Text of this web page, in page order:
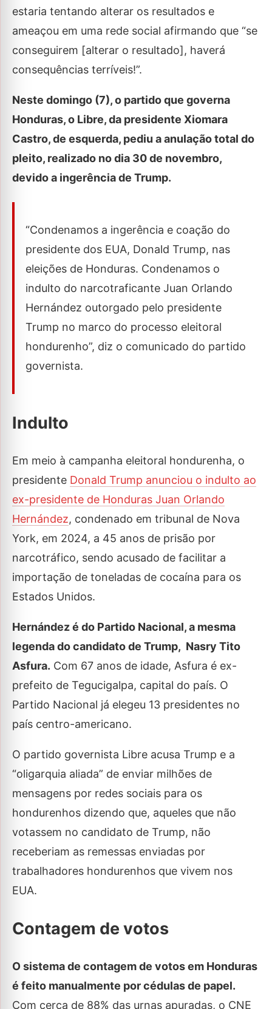
estaria tentando alterar os resultados e
ameaçou em uma rede social afirmando que “se
conseguirem [alterar o resultado], haverá
consequências terríveis!”.
Neste domingo (7), o partido que governa
Honduras, o Libre, da presidente Xiomara
Castro, de esquerda, pediu a anulação total do
pleito, realizado no dia 30 de novembro,
devido a ingerência de Trump.
“Condenamos a ingerência e coação do
presidente dos EUA, Donald Trump, nas
eleições de Honduras. Condenamos o
indulto do narcotraficante Juan Orlando
Hernández outorgado pelo presidente
Trump no marco do processo eleitoral
hondurenho”, diz o comunicado do partido
governista.
Indulto
Em meio à campanha eleitoral hondurenha, o
presidente Donald Trump anunciou o indulto ao
ex-presidente de Honduras Juan Orlando
Hernández, condenado em tribunal de Nova
York, em 2024, a 45 anos de prisão por
narcotráfico, sendo acusado de facilitar a
importação de toneladas de cocaína para os
Estados Unidos.
Hernández é do Partido Nacional, a mesma
legenda do candidato de Trump, Nasry Tito
Asfura. Com 67 anos de idade, Asfura é ex-
prefeito de Tegucigalpa, capital do país. O
Partido Nacional já elegeu 13 presidentes no
país centro-americano.
O partido governista Libre acusa Trump e a
“oligarquia aliada” de enviar milhões de
mensagens por redes sociais para os
hondurenhos dizendo que, aqueles que não
votassem no candidato de Trump, não
receberiam as remessas enviadas por
trabalhadores hondurenhos que vivem nos
EUA.
Contagem de votos
O sistema de contagem de votos em Honduras
é feito manualmente por cédulas de papel.
Com cerca de 88% das urnas apuradas, o CNE